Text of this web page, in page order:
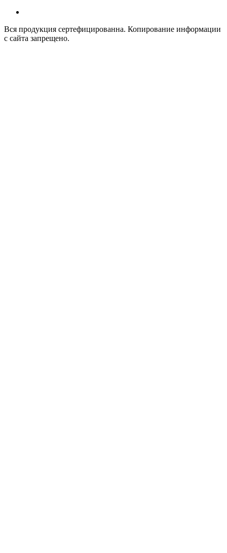
Вся продукция сертефицированна. Копирование информации
с сайта запрещено.